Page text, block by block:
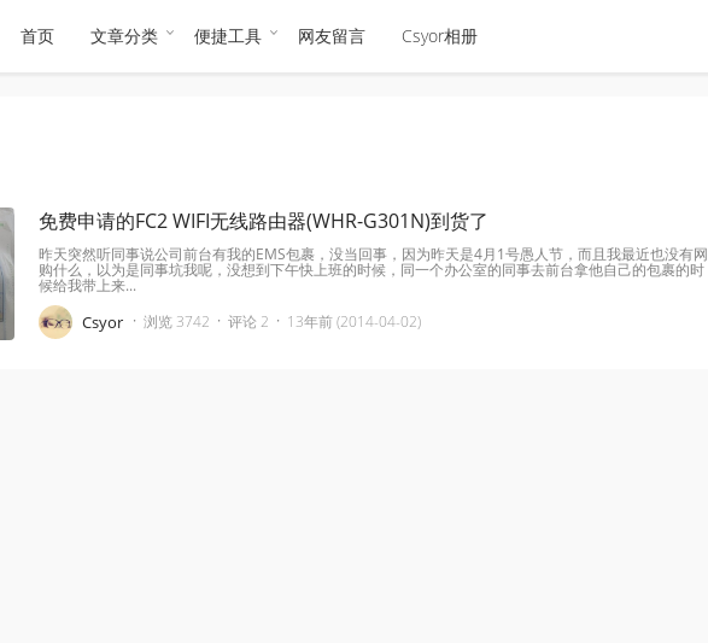
首页 文章分类 便捷工具 网友留言 Csyor相册
免费申请的FC2 WIFI无线路由器(WHR-G301N)到货了
昨天突然听同事说公司前台有我的EMS包裹，没当回事，因为昨天是4月1号愚人节，而且我最近也没有网
购什么，以为是同事坑我呢，没想到下午快上班的时候，同一个办公室的同事去前台拿他自己的包裹的时
候给我带上来...
Csyor · 浏览 3742 · 评论 2 · 13年前 (2014-04-02)